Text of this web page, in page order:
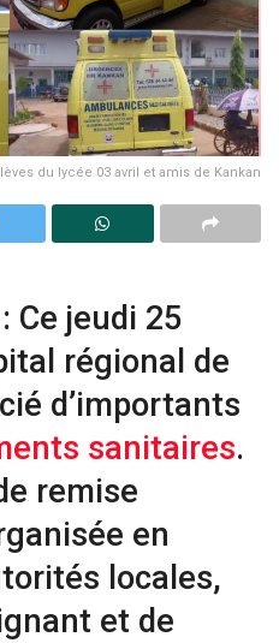
du lycée 03 avril et amis de Kankan
Ce jeudi 25
régional de
d’importants
sanitaires.
remise
en
locales,
et de